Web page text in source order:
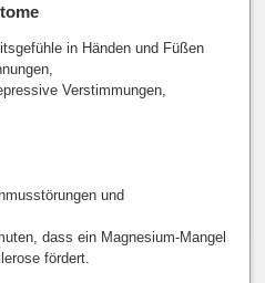
in Händen und Füßen
Verstimmungen,
und
dass ein Magnesium-Mangel
fördert.